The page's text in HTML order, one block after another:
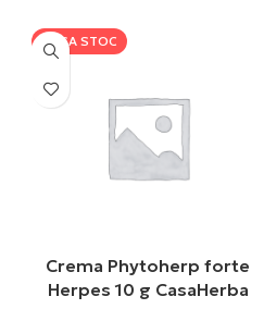
LIPSA STOC
Crema Phytoherp forte
Herpes 10 g CasaHerba